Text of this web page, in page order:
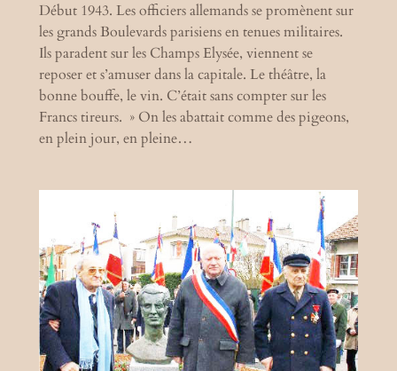
Début 1943. Les officiers allemands se promènent sur
les grands Boulevards parisiens en tenues militaires.
Ils paradent sur les Champs Elysée, viennent se
reposer et s’amuser dans la capitale. Le théâtre, la
bonne bouffe, le vin. C’était sans compter sur les
Francs tireurs. » On les abattait comme des pigeons,
en plein jour, en pleine…